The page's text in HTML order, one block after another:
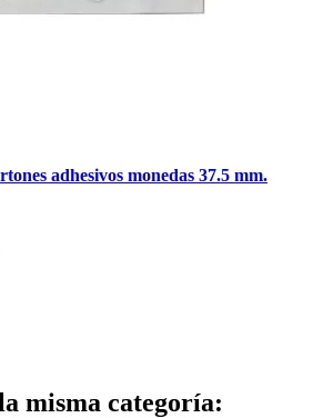
adhesivos monedas 37.5 mm.
misma categoría: